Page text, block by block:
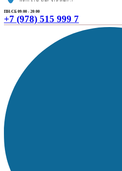
ПН-СБ 09:00 - 20:00
+7 (978) 515 999 7